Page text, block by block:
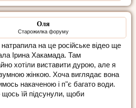
Оля
Старожилка форуму
на це російське відео ще
Ірина Хакамада. Там
хотіли виставити дурою, але я
жінкою. Хоча виглядає вона
накаченою і п"є багато води.
їй підсунули, щоби